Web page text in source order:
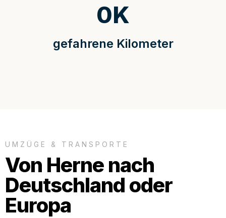
gefahrene Kilometer
0K
UMZÜGE & TRANSPORTE
Von Herne nach
Deutschland oder
Europa